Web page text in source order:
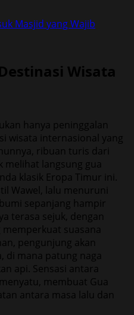
Masjid yang Wajib
Wisata
hanya peninggalan
wisata internasional yang
ribuan turis dari
langsung gua
klasik Eropa Timur ini.
Wawel, lalu menuruni
sepanjang hampir
terasa sejuk, dengan
suasana
pengunjung akan
di mana patung naga
api. Sensasi antara
membuat Gua
antara masa lalu dan